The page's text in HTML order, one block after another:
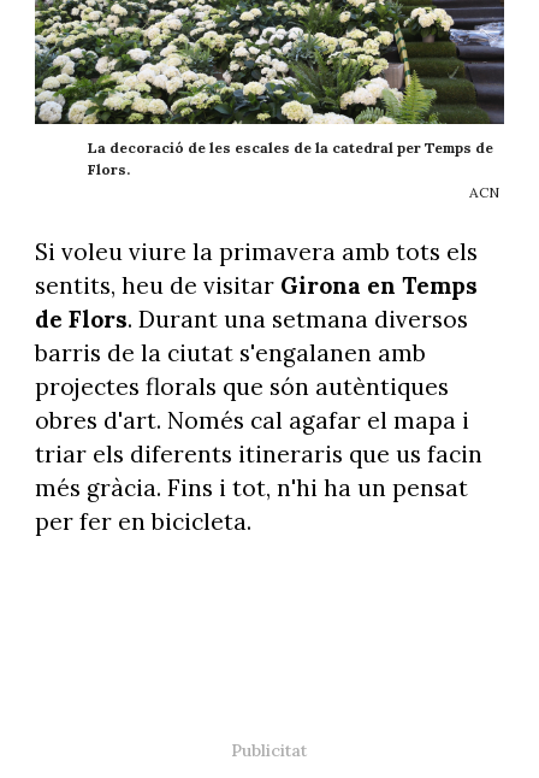
La decoració de les escales de la catedral per Temps de
Flors.
ACN
Si voleu viure la primavera amb tots els
sentits, heu de visitarGirona en Temps
de Flors. Durant una setmana diversos
barris de la ciutat s'engalanen amb
projectes florals que són autèntiques
obres d'art. Només cal agafar el mapa i
triar els diferents itineraris que us facin
més gràcia. Fins i tot, n'hi ha un pensat
per fer en bicicleta.